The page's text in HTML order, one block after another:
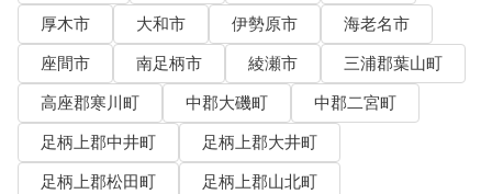
厚木市
大和市 伊勢原市
海老名市
座間市
南足柄市 綾瀬市
三浦郡葉山町
高座郡寒川町
中郡大磯町
中郡二宮町
足柄上郡中井町
足柄上郡大井町
足柄上郡松田町
足柄上郡山北町